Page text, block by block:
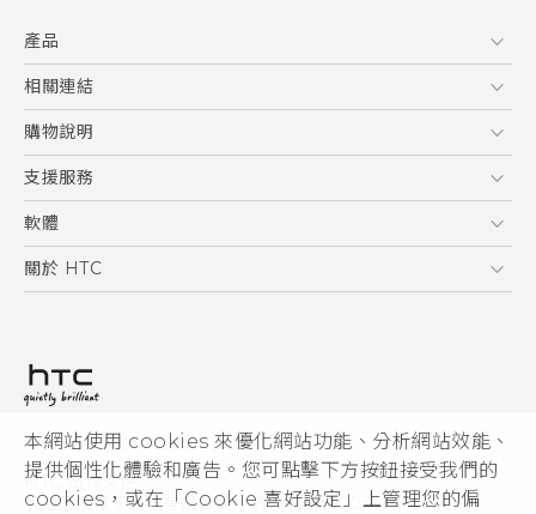
本網站使用 cookies 來優化網站功能、分析網站效能、
提供個性化體驗和廣告。您可點擊下方按鈕接受我們的
cookies，或在「Cookie 喜好設定」上管理您的偏
產品
5G
智慧型手機
配件
相關連結
HTC Research
購物說明
購物須知
訂單管理
付款方式
支援服務
到府收送維修服務
服務中心資訊
客戶服務佈告欄
軟體
應用程式
HTC Sync Manager
關於 HTC
投資人
隱私權政策
產品安全性
© 2011-2026 HTC Corporation
HTC 法律文件
宏達國際電子股份有限公司 | 統一編號16003518